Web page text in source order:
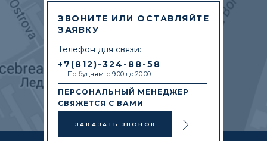
Телефон для связи:
ЗВОНИТЕ ИЛИ ОСТАВЛЯЙТЕ
ЗАЯВКУ
+7(812)-324-88-58
ПЕРСОНАЛЬНЫЙ МЕНЕДЖЕР
СВЯЖЕТСЯ С ВАМИ
По будням: с 9:00 до 20:00
ЗАКАЗАТЬ ЗВОНОК